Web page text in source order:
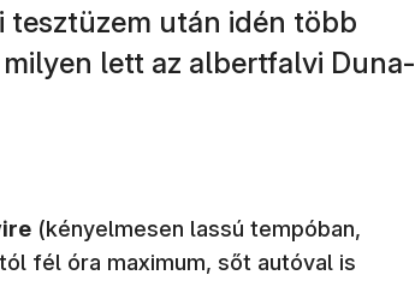
tesztüzem után idén több
lett az albertfalvi Duna-
(kényelmesen lassú tempóban,
fél óra maximum, sőt autóval is